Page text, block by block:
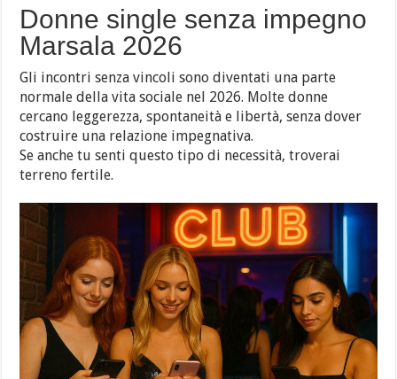
Donne single senza impegno
Marsala 2026
Gli incontri senza vincoli sono diventati una parte
normale della vita sociale nel 2026. Molte donne
cercano leggerezza, spontaneità e libertà, senza dover
costruire una relazione impegnativa.
Se anche tu senti questo tipo di necessità, troverai
terreno fertile.